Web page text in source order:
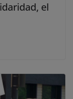
el